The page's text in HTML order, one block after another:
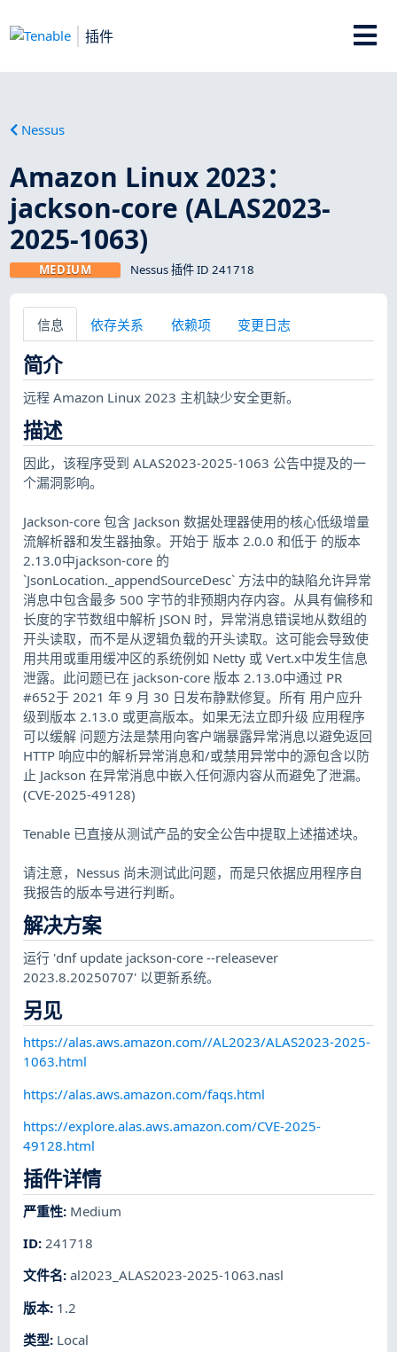
插件
Nessus
Amazon Linux 2023：
jackson-core (ALAS2023-
2025-1063)
MEDIUM Nessus 插件 ID 241718
信息 依存关系 依赖项 变更日志
简介
远程 Amazon Linux 2023 主机缺少安全更新。
描述
因此，该程序受到 ALAS2023-2025-1063 公告中提及的一
个漏洞影响。
Jackson-core 包含 Jackson 数据处理器使用的核心低级增量
流解析器和发生器抽象。开始于 版本 2.0.0 和低于 的版本
2.13.0中jackson-core 的
`JsonLocation._appendSourceDesc` 方法中的缺陷允许异常
消息中包含最多 500 字节的非预期内存内容。从具有偏移和
长度的字节数组中解析 JSON 时，异常消息错误地从数组的
开头读取，而不是从逻辑负载的开头读取。这可能会导致使
用共用或重用缓冲区的系统例如 Netty 或 Vert.x中发生信息
泄露。此问题已在 jackson-core 版本 2.13.0中通过 PR
#652于 2021 年 9 月 30 日发布静默修复。所有 用户应升
级到版本 2.13.0 或更高版本。如果无法立即升级 应用程序
可以缓解 问题方法是禁用向客户端暴露异常消息以避免返回
HTTP 响应中的解析异常消息和/或禁用异常中的源包含以防
止 Jackson 在异常消息中嵌入任何源内容从而避免了泄漏。
(CVE-2025-49128)
Tenable 已直接从测试产品的安全公告中提取上述描述块。
请注意，Nessus 尚未测试此问题，而是只依据应用程序自
我报告的版本号进行判断。
解决方案
运行 'dnf update jackson-core --releasever
2023.8.20250707' 以更新系统。
另见
https://alas.aws.amazon.com//AL2023/ALAS2023-2025-
1063.html
https://alas.aws.amazon.com/faqs.html
https://explore.alas.aws.amazon.com/CVE-2025-
49128.html
插件详情
严重性: Medium
ID:241718
文件名:al2023_ALAS2023-2025-1063.nasl
版本: 1.2
类型: Local